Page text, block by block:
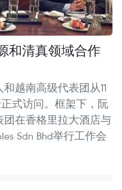
和清真领域合作
越南高级代表团从11
式访问。框架下，阮
在香格里拉大酒店与
Sdn Bhd举行工作会